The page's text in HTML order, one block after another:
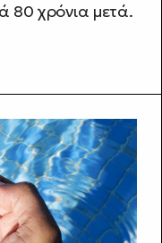
80 χρόνια μετά.